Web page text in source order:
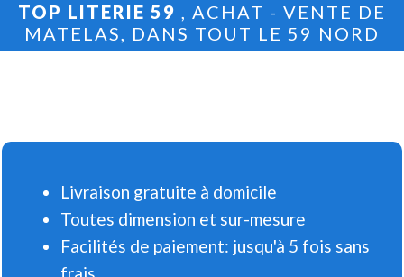
TOP LITERIE 59 , ACHAT - VENTE DE
MATELAS, DANS TOUT LE 59 NORD
Livraison gratuite à domicile
Toutes dimension et sur-mesure
Facilités de paiement: jusqu'à 5 fois sans